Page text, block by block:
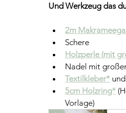
Und Werkzeug das
2m
Schere
Holzperle (mit
Nadel mit
Textilkleber*
5cm Holzring*
Vorlage)